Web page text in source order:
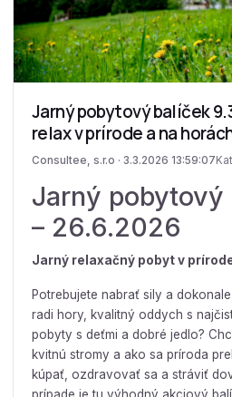
Jarný pobytový balíček
relax v prírode a na
Consultee, s.r.o · 3.3.2026 13:59:07
Jarný pobytový
– 26.6.2026
Jarný relaxačný pobyt v
Potrebujete nabrať sily a
radi hory, kvalitný oddych s
pobyty s deťmi a dobré jedlo?
kvitnú stromy a ako sa príroda
kúpať, ozdravovať sa a stráviť